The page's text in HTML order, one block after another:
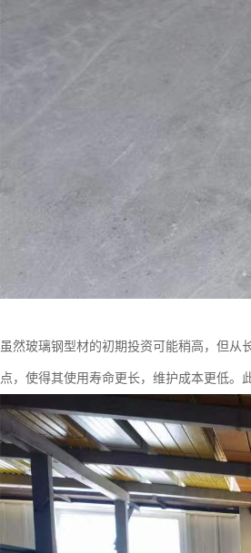
虽然玻璃钢型材的初期投资可能稍高，但从
点，使得其使用寿命更长，维护成本更低。